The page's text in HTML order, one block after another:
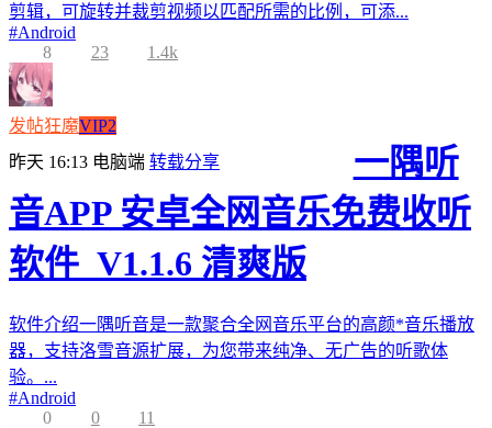
剪辑，可旋转并裁剪视频以匹配所需的比例，可添...
#Android
8
23 1.4k
发帖狂魔VIP2
昨天 16:13 电脑端 转载分享
一隅听
音APP 安卓全网音乐免费收听
软件_V1.1.6 清爽版
软件介绍一隅听音是一款聚合全网音乐平台的高颜*音乐播放
器，支持洛雪音源扩展，为您带来纯净、无广告的听歌体
验。...
#Android
0
0 11